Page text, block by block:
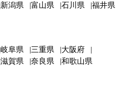
新潟県 富山県 石川県 福井県
岐阜県 三重県
大阪府
滋賀県 奈良県 和歌山県